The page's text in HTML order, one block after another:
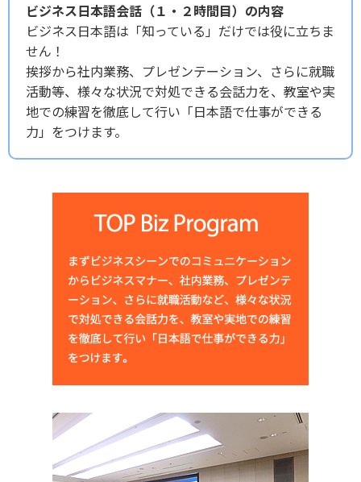
ビジネス日本語会話（１・２時間目）の内容
ビジネス日本語は「知っている」だけでは役に立ちま
せん！
挨拶から社内業務、プレゼンテーション、さらに就職
活動等、様々な状況で対処できる会話力を、教室や実
地での練習を徹底して行い「日本語で仕事ができる
力」をつけます。